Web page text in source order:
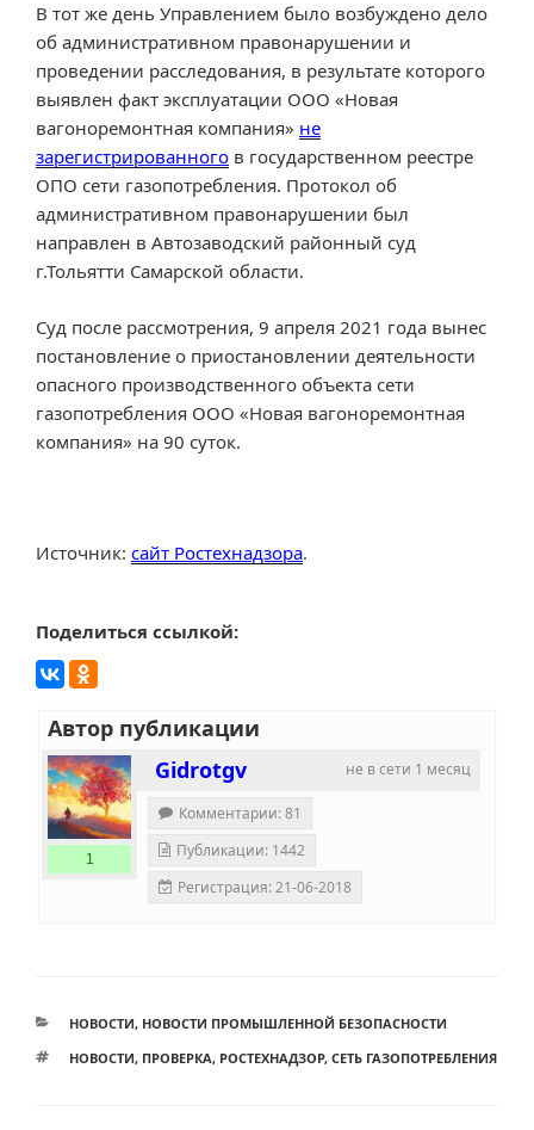
В тот же день Управлением было возбуждено дело
об административном правонарушении и
проведении расследования, в результате которого
выявлен факт эксплуатации ООО «Новая
вагоноремонтная компания» не
зарегистрированного в государственном реестре
ОПО сети газопотребления. Протокол об
административном правонарушении был
направлен в Автозаводский районный суд
г.Тольятти Самарской области.
Суд после рассмотрения, 9 апреля 2021 года вынес
постановление о приостановлении деятельности
опасного производственного объекта сети
газопотребления ООО «Новая вагоноремонтная
компания» на 90 суток.
Источник: сайт Ростехнадзора.
Поделиться ссылкой:
Автор публикации
не в сети 1 месяц
Gidrotgv
1
Комментарии: 81
Публикации: 1442
Регистрация: 21-06-2018
РУБРИКИ
НОВОСТИ, НОВОСТИ ПРОМЫШЛЕННОЙ БЕЗОПАСНОСТИ
МЕТКИ
НОВОСТИ, ПРОВЕРКА, РОСТЕХНАДЗОР, СЕТЬ ГАЗОПОТРЕБЛЕНИЯ